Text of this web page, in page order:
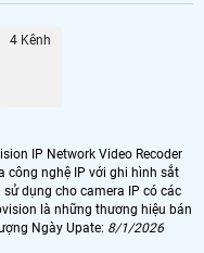
4 Kênh
IP Network Video Recoder
công nghệ IP với ghi hình sắt
dụng cho camera IP có các
là những thương hiệu bán
Ngày Upate: 8/1/2026